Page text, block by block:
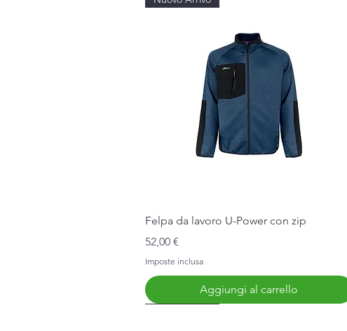
Vista rapida
Felpa da lavoro U-Power con zip
Prezzo
52,00 €
Imposte inclusa
Aggiungi al carrello